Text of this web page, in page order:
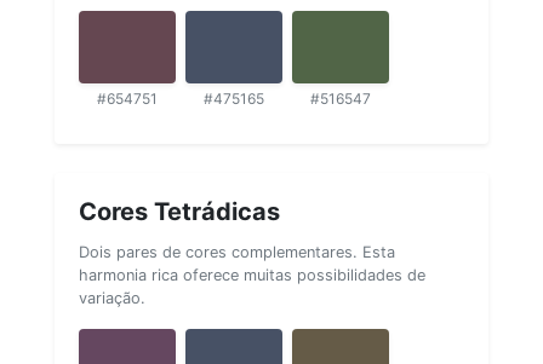
#654751 #475165 #516547
Cores Tetrádicas
Dois pares de cores complementares. Esta
harmonia rica oferece muitas possibilidades de
variação.